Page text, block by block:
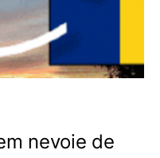
nevoie de